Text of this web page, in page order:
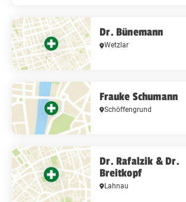
Dr. Bünemann
Wetzlar
Frauke Schumann
Schöffengrund
Dr. Rafalzik & Dr.
Breitkopf
Lahnau